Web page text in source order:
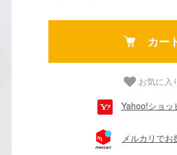
カー
お気に入
Yahoo!ショッ
メルカリでお